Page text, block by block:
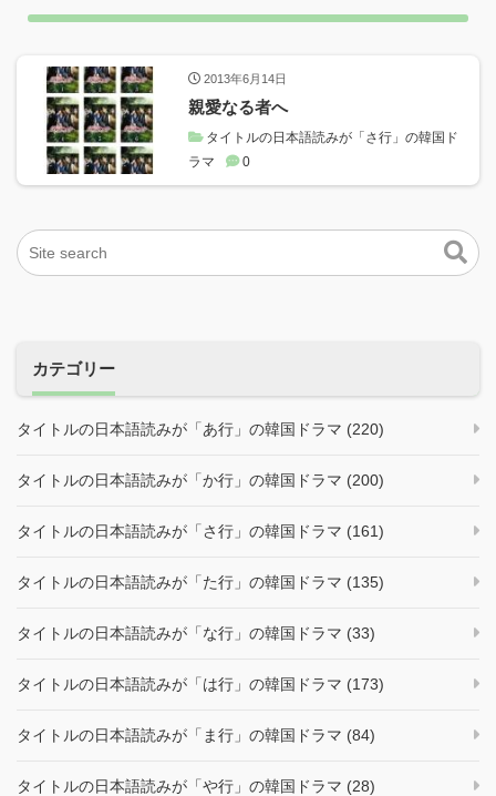
2013年6月14日
親愛なる者へ
タイトルの日本語読みが「さ行」の韓国ド
ラマ
0
カテゴリー
タイトルの日本語読みが「あ行」の韓国ドラマ (220)
タイトルの日本語読みが「か行」の韓国ドラマ (200)
タイトルの日本語読みが「さ行」の韓国ドラマ (161)
タイトルの日本語読みが「た行」の韓国ドラマ (135)
タイトルの日本語読みが「な行」の韓国ドラマ (33)
タイトルの日本語読みが「は行」の韓国ドラマ (173)
タイトルの日本語読みが「ま行」の韓国ドラマ (84)
タイトルの日本語読みが「や行」の韓国ドラマ (28)